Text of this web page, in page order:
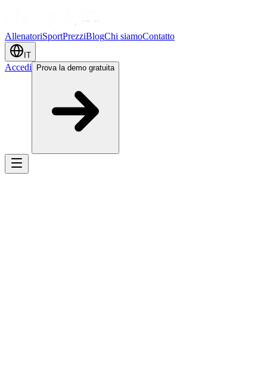
AllenatoriSportPrezziBlogChi siamoContatto
IT
Accedi Prova la demo gratuita